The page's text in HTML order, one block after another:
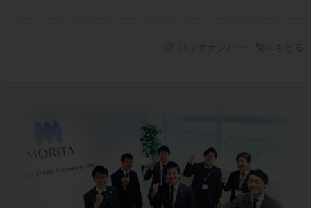
バックナンバー一覧へもどる